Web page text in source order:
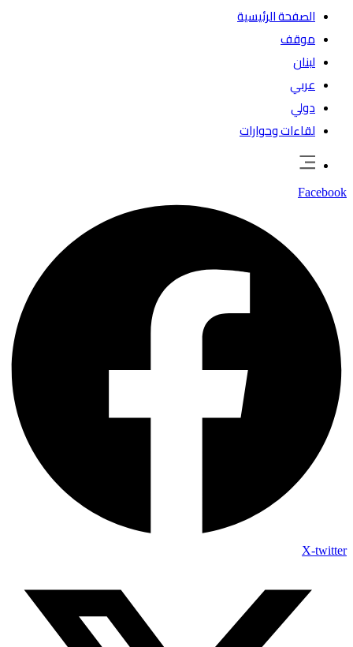
الصفحة الرئيسية
موقف
لبنان
عربي
دولي
لقاءات وحوارات
Facebook
X-twitter